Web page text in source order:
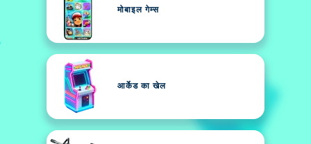
मोबाइल गेम्स
आर्केड का खेल